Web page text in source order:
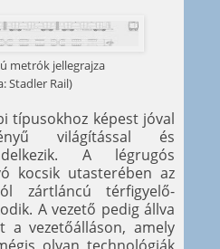
metrók jellegrajza
Stadler Rail)
típusokhoz képest jóval
világítással és
A légrugós
kocsik utasterében az
zártláncú térfigyelő-
A vezető pedig állva
a vezetőálláson, amely